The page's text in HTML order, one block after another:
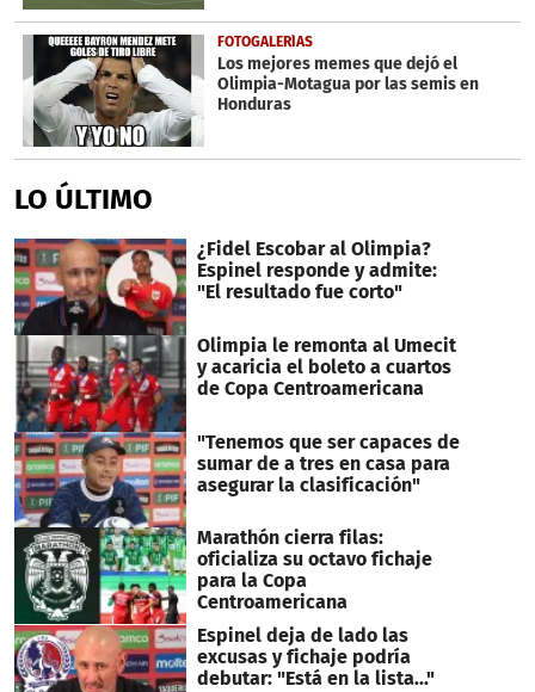
FOTOGALERÍAS
Los mejores memes que dejó el
Olimpia-Motagua por las semis en
Honduras
LO ÚLTIMO
¿Fidel Escobar al Olimpia?
Espinel responde y admite:
"El resultado fue corto"
Olimpia le remonta al Umecit
y acaricia el boleto a cuartos
de Copa Centroamericana
"Tenemos que ser capaces de
sumar de a tres en casa para
asegurar la clasificación"
Marathón cierra filas:
oficializa su octavo fichaje
para la Copa
Centroamericana
Espinel deja de lado las
excusas y fichaje podría
debutar: "Está en la lista..."